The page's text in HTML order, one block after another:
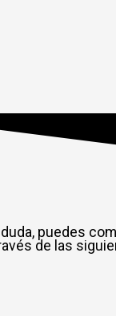
puedes
de las